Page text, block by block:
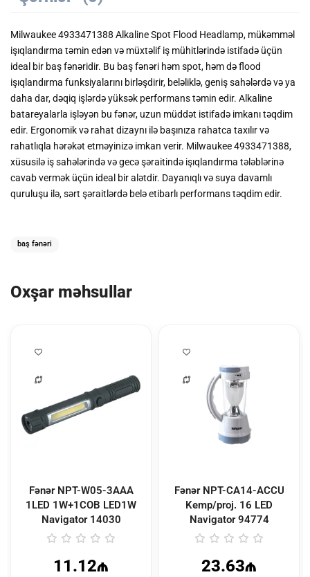
Milwaukee 4933471388 Alkaline Spot Flood Headlamp, mükəmməl
işıqlandırma təmin edən və müxtəlif iş mühitlərində istifadə üçün
ideal bir baş fənəridir. Bu baş fənəri həm spot, həm də flood
işıqlandırma funksiyalarını birləşdirir, beləliklə, geniş sahələrdə və ya
daha dar, dəqiq işlərdə yüksək performans təmin edir. Alkaline
batareyalarla işləyən bu fənər, uzun müddət istifadə imkanı təqdim
edir. Ergonomik və rahat dizaynı ilə başınıza rahatca taxılır və
rahatlıqla hərəkət etməyinizə imkan verir. Milwaukee 4933471388,
xüsusilə iş sahələrində və gecə şəraitində işıqlandırma tələblərinə
cavab vermək üçün ideal bir alətdir. Dayanıqlı və suya davamlı
quruluşu ilə, sərt şəraitlərdə belə etibarlı performans təqdim edir.
baş fənəri
Oxşar məhsullar
Fənər NPT-W05-3AAA
1LED 1W+1COB LED1W
Navigator 14030
11.12₼
Fənər NPT-CA14-ACCU
Kemp/proj. 16 LED
Navigator94774
23.63₼